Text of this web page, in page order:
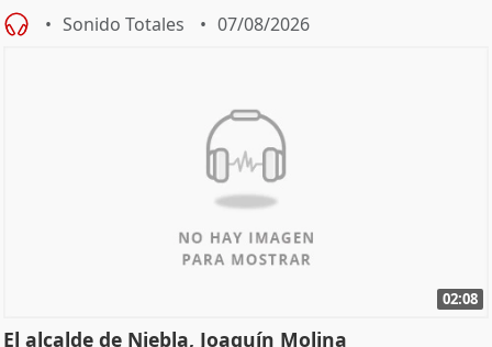
Sonido Totales 07/08/2026
02:08
El alcalde de Niebla, Joaquín Molina